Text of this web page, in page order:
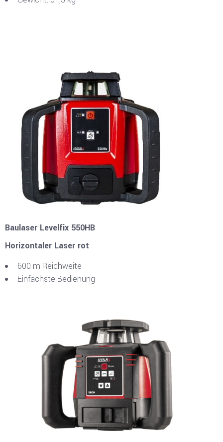
Baulaser Levelfix 550HB
Horizontaler Laser rot
600 m Reichweite
Einfachste Bedienung